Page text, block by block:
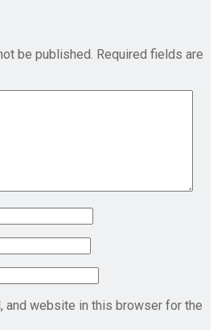
be published. Required fields are
and website in this browser for the